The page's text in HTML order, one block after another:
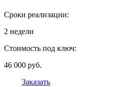
Сроки реализации:
2 недели
Стоимость под ключ:
46 000 руб.
Заказать